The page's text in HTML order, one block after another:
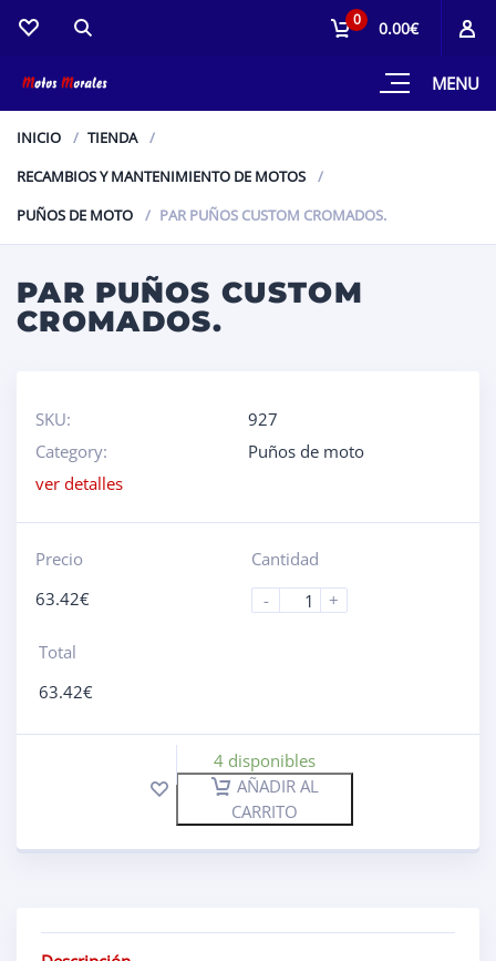
MENU
0 0.00€
INICIO
TIENDA
RECAMBIOS Y MANTENIMIENTO DE MOTOS
PUÑOS DE MOTO
PAR PUÑOS CUSTOM CROMADOS.
PAR PUÑOS CUSTOM
CROMADOS.
SKU:
927
Category:
Puños de moto
ver detalles
Precio
63.42€
Cantidad
-
+
Total
63.42€
4 disponibles
AÑADIR AL
CARRITO